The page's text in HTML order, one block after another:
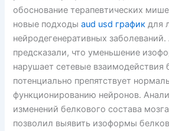
обоснование терапевтических
новые подходыaud usd график для
нейродегенеративных
предсказали, что уменьшение
нарушает сетевые взаимодействия
потенциально препятствует
функционированию нейронов.
изменений белкового состава
позволил выявить изоформы